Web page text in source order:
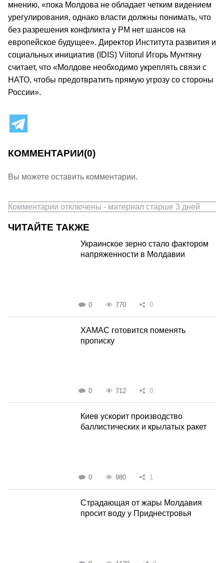
мнению, «пока Молдова не обладает четким видением
урегулирования, однако власти должны понимать, что
без разрешения конфликта у РМ нет шансов на
европейское будущее». Директор Института развития и
социальных инициатив (IDIS) Viitorul Игорь Мунтяну
считает, что «Молдове необходимо укреплять связи с
НАТО, чтобы предотвратить прямую угрозу со стороны
России».
КОММЕНТАРИИ(0)
Вы можете оставить комментарии.
Комментарии отключены - материал старше 3 дней
ЧИТАЙТЕ ТАКЖЕ
Украинское зерно стало фактором
напряженности в Молдавии
0 770 0
ХАМАС готовится поменять
прописку
0 712 0
Киев ускорит производство
баллистических и крылатых ракет
0 980 1
Страдающая от жары Молдавия
просит воду у Приднестровья